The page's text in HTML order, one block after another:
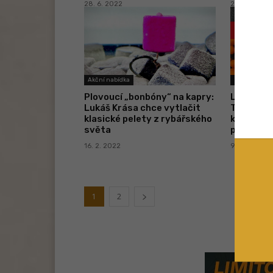
28. 6. 2022 22. 6. 2022
Akční nabídka
Plovoucí „bonbóny“ na kapry:
Lukáš Krása chce vytlačit
klasické pelety z rybářského
světa
16. 2. 2022
Levné
TOP
korun!
plave
9. 11. 2021
1 2